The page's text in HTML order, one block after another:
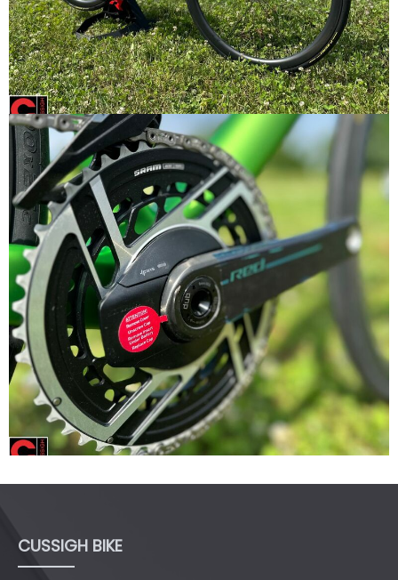
CUSSIGH BIKE